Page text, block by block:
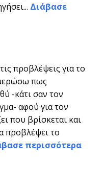
Διάβασε
προβλέψεις για το
πως
-κάτι σαν τον
αφού για τον
που βρίσκεται και
προβλέψει το
περισσότερα